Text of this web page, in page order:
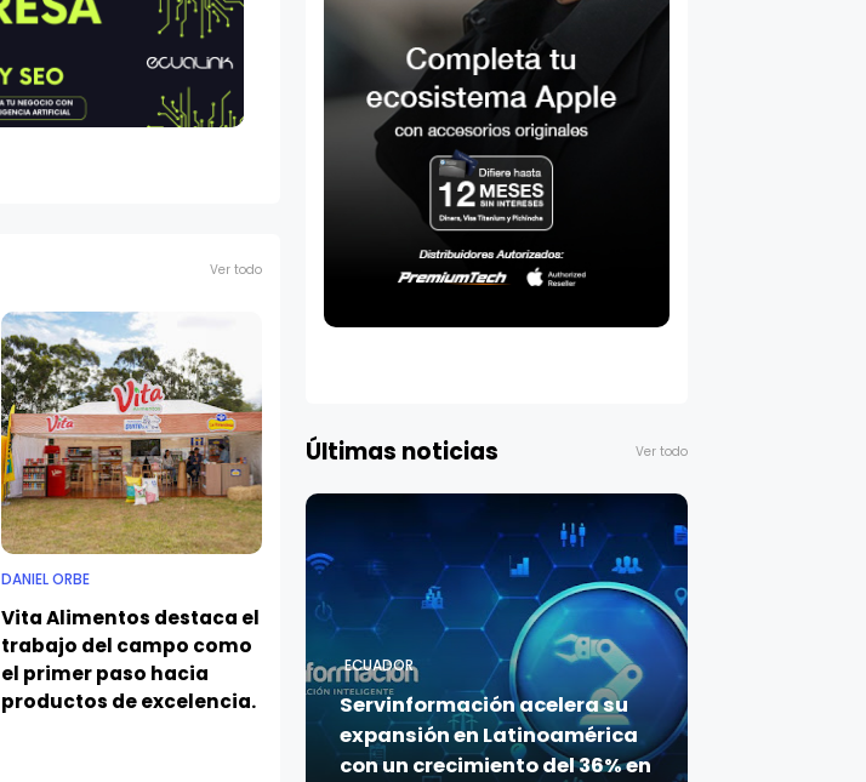
Ver todo
DANIEL ORBE
Vita Alimentos destaca el
trabajo del campo como
el primer paso hacia
productos de excelencia.
Últimas noticias Ver todo
ECUADOR
Servinformación acelera su
expansión en Latinoamérica
con un crecimiento del 36% en